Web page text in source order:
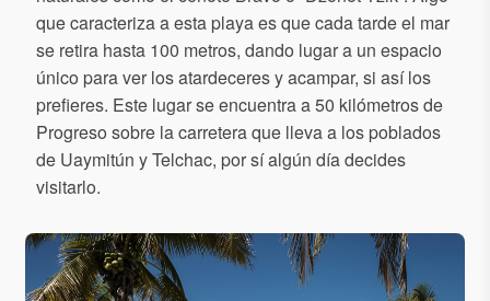
que caracteriza a esta playa es que cada tarde el mar
se retira hasta 100 metros, dando lugar a un espacio
único para ver los atardeceres y acampar, si así los
prefieres. Este lugar se encuentra a 50 kilómetros de
Progreso sobre la carretera que lleva a los poblados
de Uaymitún y Telchac, por sí algún día decides
visitarlo.